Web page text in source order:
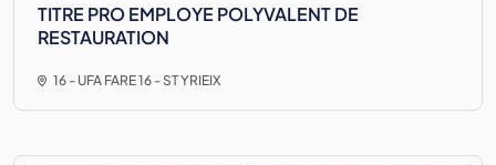
TITRE PRO EMPLOYE POLYVALENT DE
RESTAURATION
16 - UFA FARE 16 - ST YRIEIX